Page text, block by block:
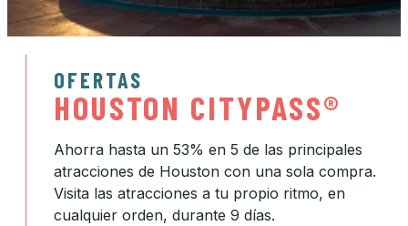
OFERTAS
HOUSTON CITYPASS®
Ahorra hasta un 53% en 5 de las principales
atracciones de Houston con una sola compra.
Visita las atracciones a tu propio ritmo, en
cualquier orden, durante 9 días.